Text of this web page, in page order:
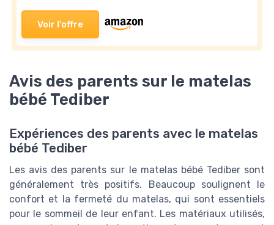
Voir l'offre
Avis des parents sur le matelas
bébé Tediber
Expériences des parents avec le matelas
bébé Tediber
Les avis des parents sur le matelas bébé Tediber sont
généralement très positifs. Beaucoup soulignent le
confort et la fermeté du matelas, qui sont essentiels
pour le sommeil de leur enfant. Les matériaux utilisés,